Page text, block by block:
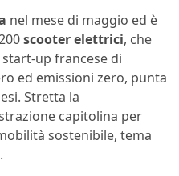
nel mese di maggio ed è
scooter elettrici, che
up francese di
ed emissioni zero, punta
Stretta la
capitolina per
sostenibile, tema
.